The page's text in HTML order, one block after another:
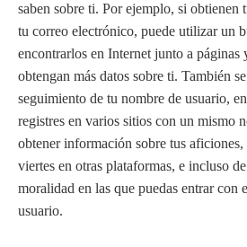
saben sobre ti. Por ejemplo, si obtienen
tu correo electrónico, puede utilizar un
encontrarlos en Internet junto a páginas
obtengan más datos sobre ti. También
seguimiento de tu nombre de usuario,
registres en varios sitios con un mismo
obtener información sobre tus
viertes en otras plataformas, e incluso
moralidad en las que puedas entrar con
usuario.